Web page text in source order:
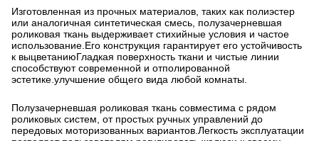
Изготовленная из прочных материалов, таких как полиэстер
или аналогичная синтетическая смесь, полузачерневшая
роликовая ткань выдерживает стихийные условия и частое
использование.Его конструкция гарантирует его устойчивость
к выцветаниюГладкая поверхность ткани и чистые линии
способствуют современной и отполированной
эстетике.улучшение общего вида любой комнаты.
Полузачерневшая роликовая ткань совместима с рядом
роликовых систем, от простых ручных управлений до
передовых моторизованных вариантов.Легкость эксплуатации